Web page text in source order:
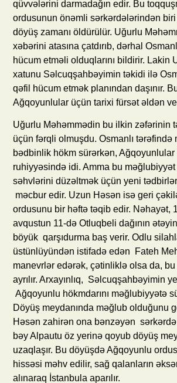
qüvvələrini darmadağın edir. Bu
ordusunun önəmli sərkərdələrindən
döyüş zamanı öldürülür. Uğurlu
xəbərini atasına çatdırıb, dərhal
hücum etməli olduqlarını bildirir. Lakin
xatunu Səlcuqşahbəyimin təkidi ilə
qəfil hücum etmək planından daşınır.
Ağqoyunlular üçün tarixi fürsət əldən
Uğurlu Məhəmmədin bu ilkin zəfərinin
üçün fərqli olmuşdu. Osmanlı tərəfində
bədbinlik hökm sürərkən,
ruhiyyəsində idi. Amma bu məğlubiyyət
səhvlərini düzəltmək üçün yeni
məcbur edir. Uzun Həsən isə geri
ordusunu bir həftə təqib edir. Nəhayət,
avqustun 11-də Otluqbeli dağının
böyük qarşıdurma baş verir. Odlu
üstünlüyündən istifadə edən Fateh
manevrlər edərək, çətinliklə olsa da,
ayrılır. Arxayınlıq, Səlcuqşahbəyimin
Ağqoyunlu hökmdarını məğlubiyyətə
Döyüş meydanında məğlub olduğunu
Həsən zahirən ona bənzəyən
bəy Alpautu öz yerinə qoyub döyüş
uzaqlaşır. Bu döyüşdə Ağqoyunlu
hissəsi məhv edilir, sağ qalanların
alınaraq İstanbula aparılır.